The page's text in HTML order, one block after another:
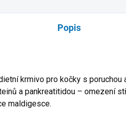
Popis
krmivo pro kočky s
a pankreatitidou – omezení
maldigesce.